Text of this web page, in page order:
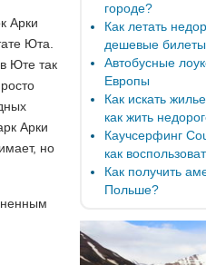
Арки
Юта.
Юте так
Арки
но
городе?
Как летать
дешевые
Автобусные
Европы
Как искать
как жить
Каучсерфинг
как
Как получить
Польше?